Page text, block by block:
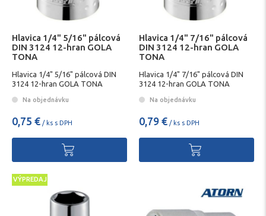
Hlavica 1/4" 5/16" pálcová
DIN 3124 12-hran GOLA
TONA
Hlavica 1/4" 5/16" pálcová DIN
3124 12-hran GOLA TONA
Na objednávku
0,75 € / ks s DPH
Hlavica 1/4" 7/16" pálcová
DIN 3124 12-hran GOLA
TONA
Hlavica 1/4" 7/16" pálcová DIN
3124 12-hran GOLA TONA
Na objednávku
0,79 € / ks s DPH
VÝPREDAJ